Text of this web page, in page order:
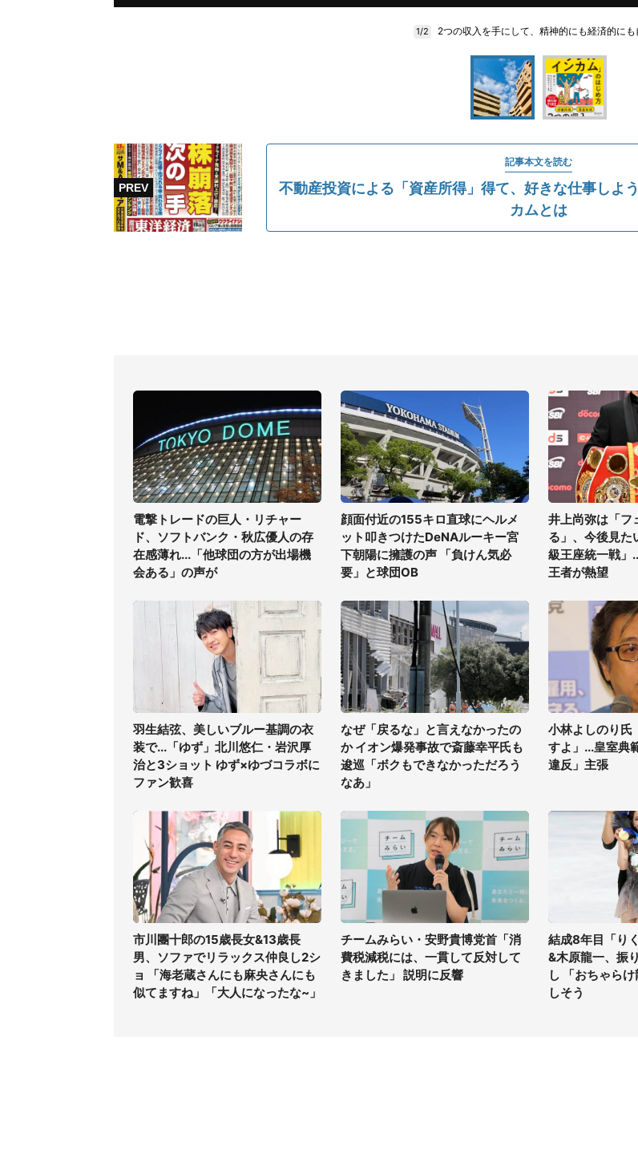
1/2 2つの収入を手にして、精神的にも経済的にも
記事本文を読む
不動産投資による「資産所得」得て、好きな仕事し
カムとは
電撃トレードの巨人・リチャー
ド、ソフトバンク・秋広優人の存
在感薄れ...「他球団の方が出場機
会ある」の声が
顔面付近の155キロ直球にヘルメ
ット叩きつけたDeNAルーキー宮
下朝陽に擁護の声 「負けん気必
要」と球団OB
井上尚弥は「フ
る」、今後見た
級王座統一戦」
王者が熱望
羽生結弦、美しいブルー基調の衣
装で...「ゆず」北川悠仁・岩沢厚
治と3ショット ゆず×ゆづコラボに
ファン歓喜
なぜ「戻るな」と言えなかったの
か イオン爆発事故で斎藤幸平氏も
逡巡「ボクもできなかっただろう
なあ」
小林よしのり氏
すよ」...皇室典
違反」主張
市川團十郎の15歳長女&13歳長
男、ソファでリラックス仲良し2シ
ョ 「海老蔵さんにも麻央さんにも
似てますね」「大人になったな~」
チームみらい・安野貴博党首「消
費税減税には、一貫して反対して
きました」 説明に反響
結成8年目「り
&木原龍一、振
し 「おちゃら
しそう